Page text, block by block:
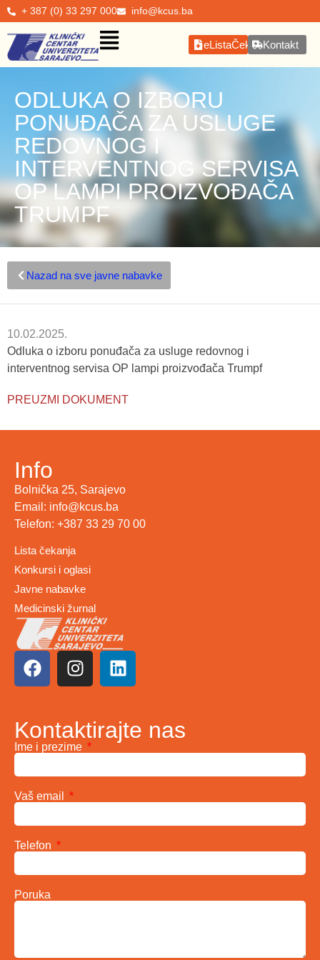
+ 387 (0) 33 297 000 info@kcus.ba
eListaČekanjaKontakt
ODLUKA O IZBORU
PONUĐAČA ZA USLUGE
REDOVNOG I
INTERVENTNOG SERVISA
OP LAMPI PROIZVOĐAČA
TRUMPF
Nazad na sve javne nabavke
10.02.2025.
Odluka o izboru ponuđača za usluge redovnog i
interventnog servisa OP lampi proizvođača Trumpf
PREUZMI DOKUMENT
Info
Bolnička 25, Sarajevo
Email: info@kcus.ba
Telefon: +387 33 29 70 00
Lista čekanja
Konkursi i oglasi
Javne nabavke
Medicinski žurnal
Kontaktirajte nas
Ime i prezime
Vaš email
Telefon
Poruka